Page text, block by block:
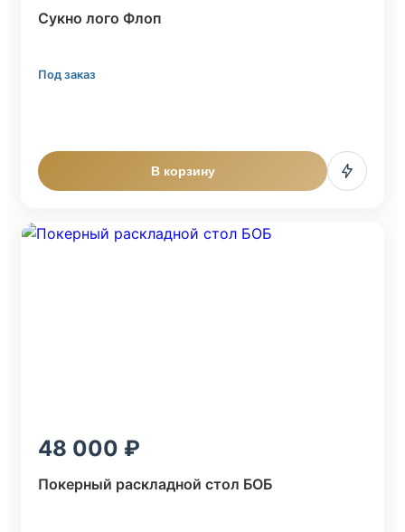
Cукно лого Флоп
Под заказ
В корзину
48 000
Покерный раскладной стол БОБ